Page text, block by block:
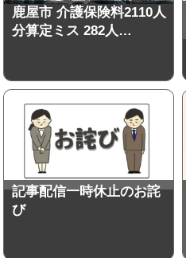
鹿屋市 介護保険料2110人
分算定ミス 282人…
記事配信一時休止のお詫
び